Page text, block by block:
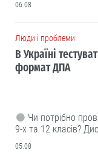
06.08
Люди і проблеми
В Україні
формат ДПА
Чи потрібно
9-х та 12 класів?
05.08